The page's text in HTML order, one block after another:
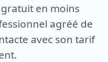
en moins
agréé de
avec son tarif